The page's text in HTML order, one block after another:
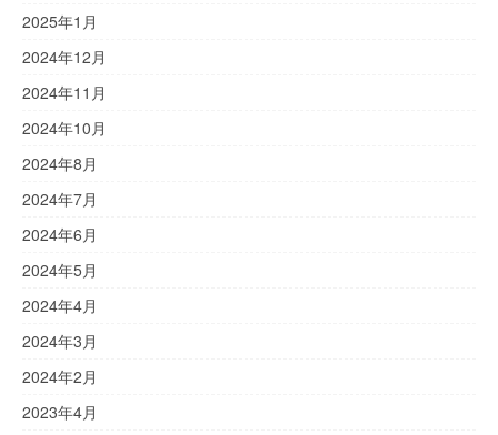
2025年1月
2024年12月
2024年11月
2024年10月
2024年8月
2024年7月
2024年6月
2024年5月
2024年4月
2024年3月
2024年2月
2023年4月